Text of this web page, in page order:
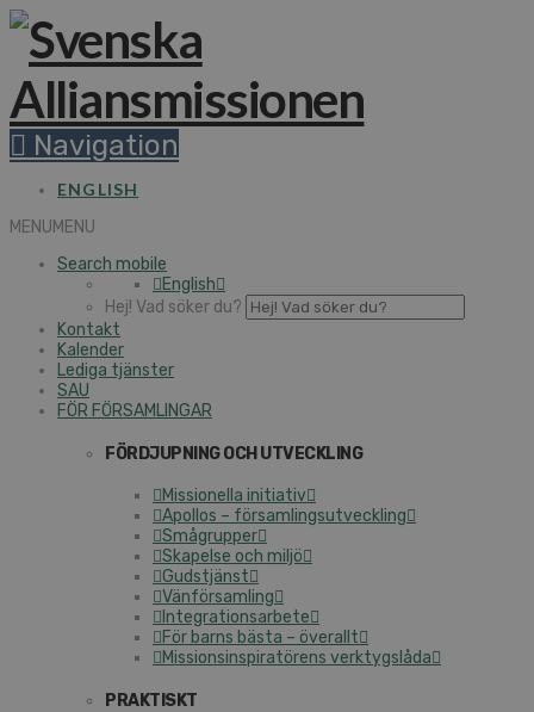
Navigation
ENGLISH
MENUMENU
Search mobile
English
Hej! Vad söker du?
Kontakt
Kalender
Lediga tjänster
SAU
FÖR FÖRSAMLINGAR
FÖRDJUPNING OCH UTVECKLING
Missionella initiativ
Apollos – församlingsutveckling
Smågrupper
Skapelse och miljö
Gudstjänst
Vänförsamling
Integrationsarbete
För barns bästa – överallt
Missionsinspiratörens verktygslåda
PRAKTISKT